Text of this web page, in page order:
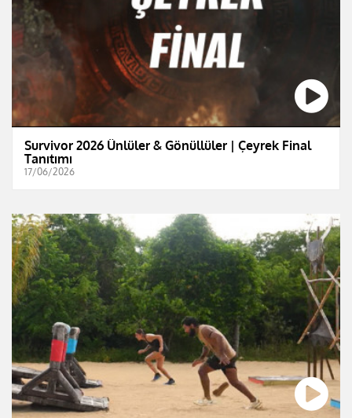
Survivor 2026 Ünlüler & Gönüllüler | Çeyrek Final
Tanıtımı
17/06/2026